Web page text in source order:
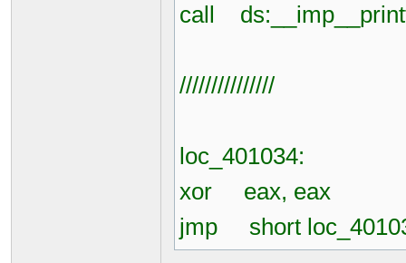
call
///////////////
loc_401034:
xor eax, eax
jmp short